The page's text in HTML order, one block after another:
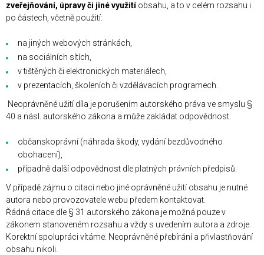
zveřejňování, úpravy či jiné využitíobsahu, a to v celém rozsahu i
po částech, včetně použití:
na jiných webových stránkách,
na sociálních sítích,
v tištěných či elektronických materiálech,
v prezentacích, školeních či vzdělávacích programech.
Neoprávněné užití díla je porušením autorského práva ve smyslu §
40 a násl. autorského zákona a může zakládat odpovědnost:
občanskoprávní (náhrada škody, vydání bezdůvodného
obohacení),
případně další odpovědnost dle platných právních předpisů.
V případě zájmu o citaci nebo jiné oprávněné užití obsahu je nutné
autora nebo provozovatele webu předem kontaktovat.
Řádná citace dle § 31 autorského zákona je možná pouze v
zákonem stanoveném rozsahu a vždy s uvedením autora a zdroje.
Korektní spolupráci vítáme. Neoprávněné přebírání a přivlastňování
obsahu nikoli.